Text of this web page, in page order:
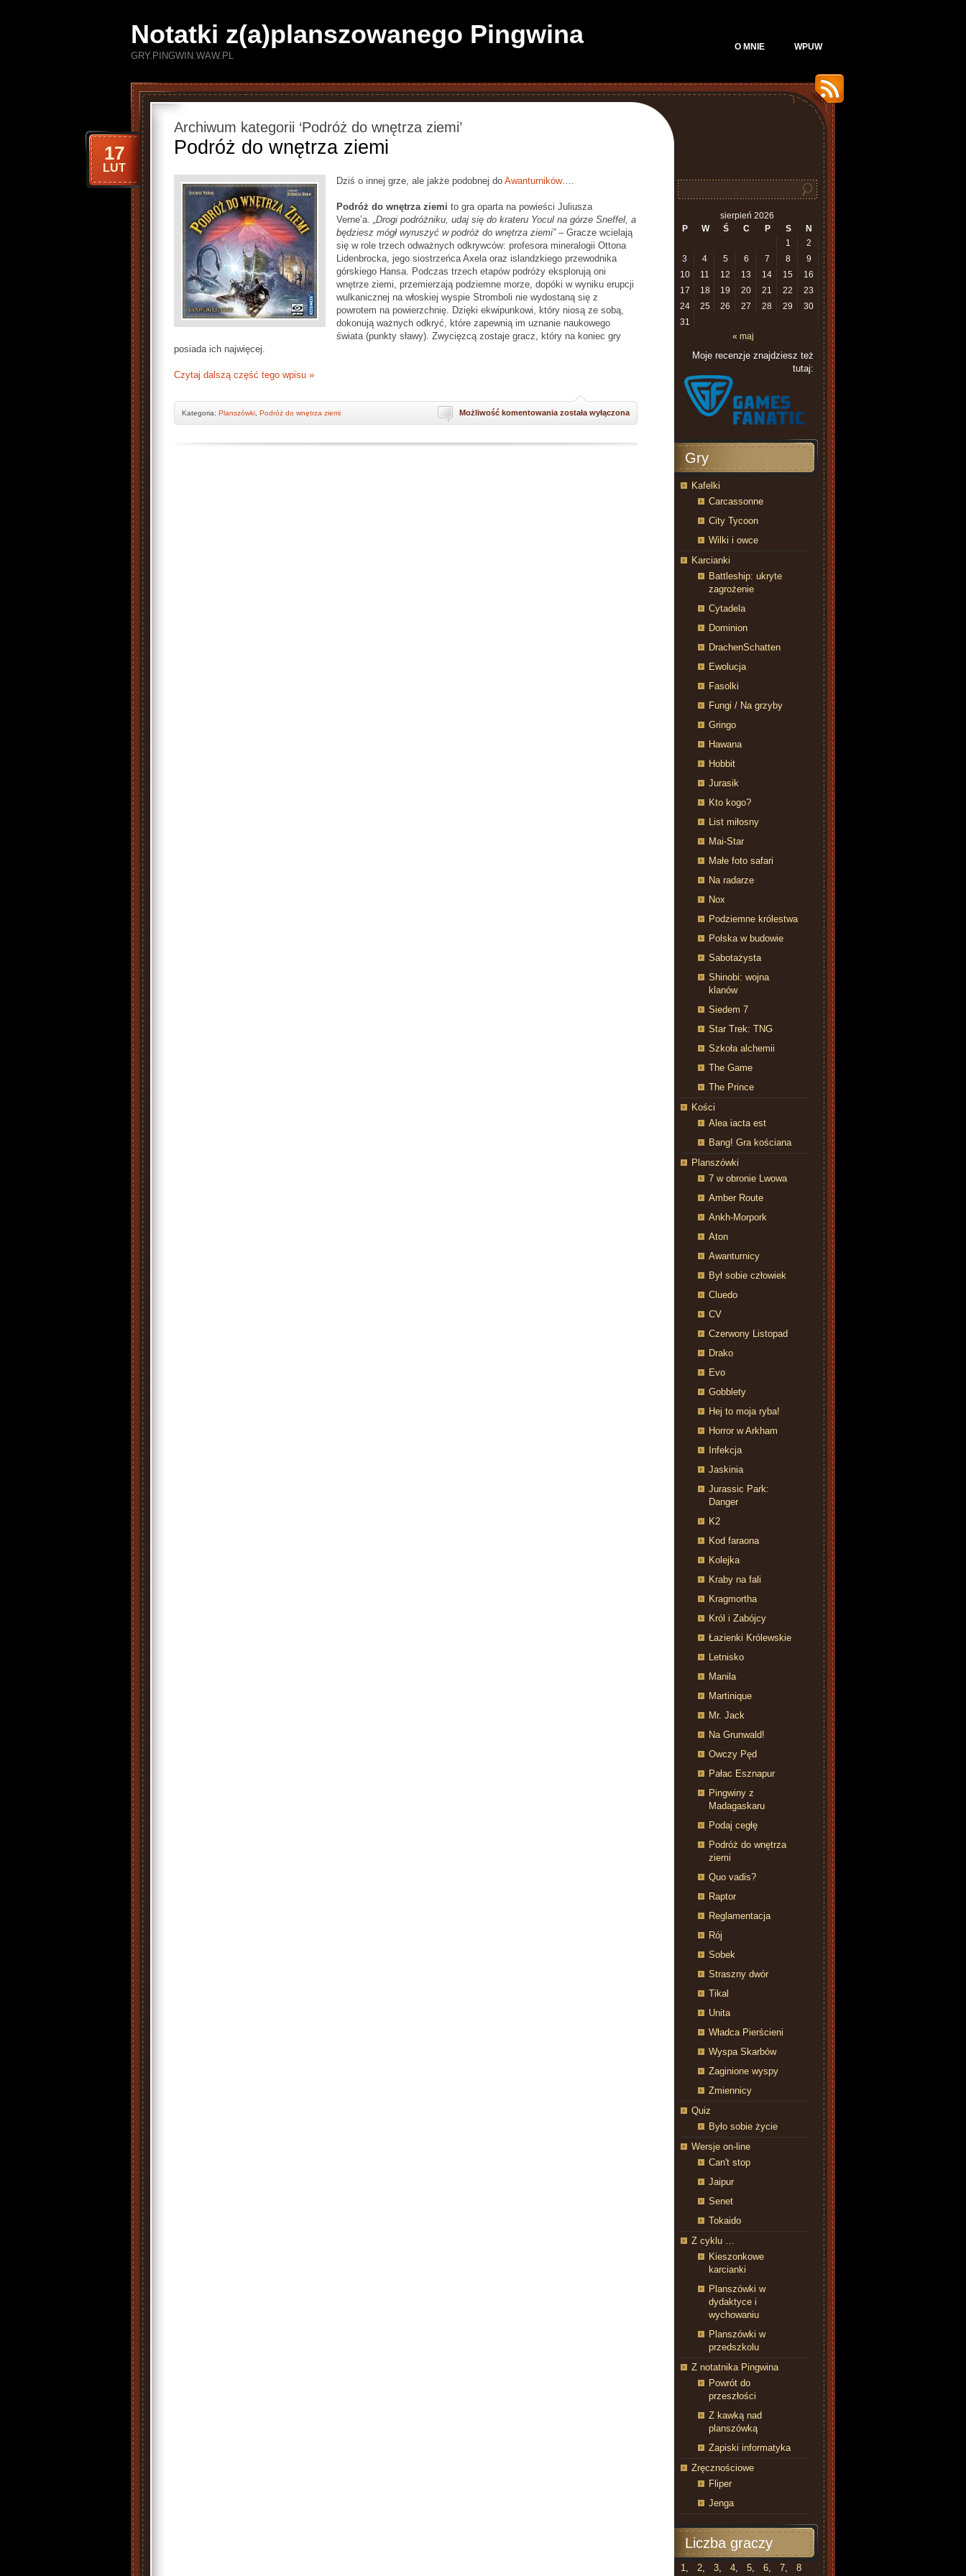
Notatki z(a)planszowanego Pingwina
GRY.PINGWIN.WAW.PL
O MNIE WPUW
Archiwum kategorii ‘Podróż do wnętrza ziemi’
Podróż do wnętrza ziemi
17
LUT
Dziś o innej grze, ale jakże podobnej do Awanturników….
Podróż do wnętrza ziemi to gra oparta na powieści Juliusza
Verne’a. „Drogi podróżniku, udaj się do krateru Yocul na górze Sneffel, a
będziesz mógł wyruszyć w podróż do wnętrza ziemi”– Gracze wcielają
się w role trzech odważnych odkrywców: profesora mineralogii Ottona
Lidenbrocka, jego siostrzeńca Axela oraz islandzkiego przewodnika
górskiego Hansa. Podczas trzech etapów podróży eksplorują oni
wnętrze ziemi, przemierzają podziemne morze, dopóki w wyniku erupcji
wulkanicznej na włoskiej wyspie Stromboli nie wydostaną się z
powrotem na powierzchnię. Dzięki ekwipunkowi, który niosą ze sobą,
dokonują ważnych odkryć, które zapewnią im uznanie naukowego
świata (punkty sławy). Zwycięzcą zostaje gracz, który na koniec gry
posiada ich najwięcej.
Czytaj dalszą część tego wpisu »
Możliwość komentowania Podróż
ziemi
została wyłączona
Kategoria: Planszówki Podróż do wnętrza ziemi
sierpień 2026
P
W Ś C P S
N
1
2
3
4 5 6 7 8
9
10
11 12 13 14 15
16
17
18 19 20 21 22
23
24
25 26 27 28 29
30
31
« maj
Moje recenzje znajdziesz też
tutaj:
Gry
Kafelki
Carcassonne
City Tycoon
Wilki i owce
Karcianki
Battleship: ukryte
zagrożenie
Cytadela
Dominion
DrachenSchatten
Ewolucja
Fasolki
Fungi / Na grzyby
Gringo
Hawana
Hobbit
Jurasik
Kto kogo?
List miłosny
Mai-Star
Małe foto safari
Na radarze
Nox
Podziemne królestwa
Polska w budowie
Sabotażysta
Shinobi: wojna
klanów
Siedem 7
Star Trek: TNG
Szkoła alchemii
The Game
The Prince
Kości
Alea iacta est
Bang! Gra kościana
Planszówki
7 w obronie Lwowa
Amber Route
Ankh-Morpork
Aton
Awanturnicy
Był sobie człowiek
Cluedo
CV
Czerwony Listopad
Drako
Evo
Gobblety
Hej to moja ryba!
Horror w Arkham
Infekcja
Jaskinia
Jurassic Park:
Danger
K2
Kod faraona
Kolejka
Kraby na fali
Kragmortha
Król i Zabójcy
Łazienki Królewskie
Letnisko
Manila
Martinique
Mr. Jack
Na Grunwald!
Owczy Pęd
Pałac Esznapur
Pingwiny z
Madagaskaru
Podaj cegłę
Podróż do wnętrza
ziemi
Quo vadis?
Raptor
Reglamentacja
Rój
Sobek
Straszny dwór
Tikal
Unita
Władca Pierścieni
Wyspa Skarbów
Zaginione wyspy
Zmiennicy
Quiz
Było sobie życie
Wersje on-line
Can't stop
Jaipur
Senet
Tokaido
Z cyklu …
Kieszonkowe
karcianki
Planszówki w
dydaktyce i
wychowaniu
Planszówki w
przedszkolu
Z notatnika Pingwina
Powrót do
przeszłości
Z kawką nad
planszówką
Zapiski informatyka
Zręcznościowe
Fliper
Jenga
Liczba graczy
1, 2, 3, 4, 5, 6, 7, 8